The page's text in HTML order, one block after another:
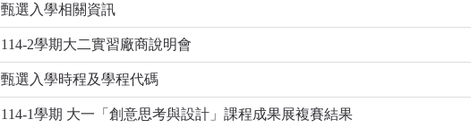
甄選入學相關資訊
114-2學期大二實習廠商說明會
甄選入學時程及學程代碼
114-1學期 大一「創意思考與設計」課程成果展複賽結果